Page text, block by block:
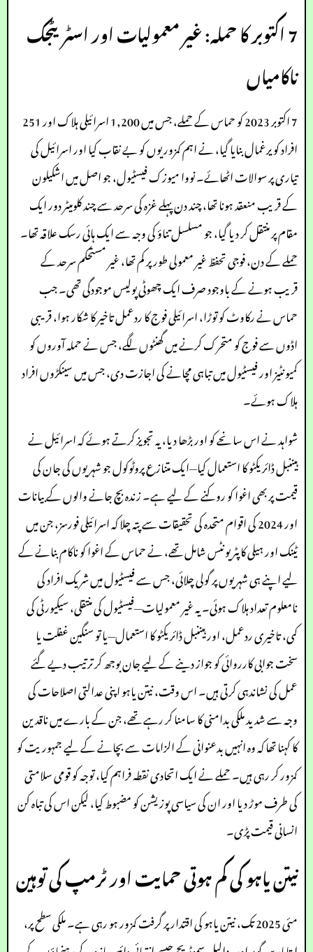
7 اکتوبر کا حملہ: غیر معمولیات اور اسٹریٹجک
ناکامیاں
7 اکتوبر 2023 کو حماس کے حملے، جس میں 1,200 اسرائیلی ہلاک اور 251
افراد کو یرغمال بنایا گیا، نے اہم کمزوریوں کو بے نقاب کیا اور اسرائیل کی
تیاری پر سوالات اٹھائے۔ نووا میوزک فیسٹیول، جو اصل میں اشکیلون
کے قریب منعقد ہونا تھا، چند دن پہلے غزہ کی سرحد سے چند کلومیٹر دور ایک
مقام پر منتقل کر دیا گیا، جو مسلسل تناؤ کی وجہ سے ایک ہائی رسک علاقہ تھا۔
حملے کے دن، فوجی تحفظ غیر معمولی طور پر کم تھا، غیر مستحکم سرحد کے
قریب ہونے کے باوجود صرف ایک چھوٹی پولیس موجودگی تھی۔ جب
حماس نے رکاوٹ کو توڑا، اسرائیلی فوج کا ردعمل تاخیر کا شکار ہوا، قریبی
اڈوں سے فوج کو متحرک کرنے میں گھنٹوں لگے، جس نے حملہ آوروں کو
کمیونٹیز اور فیسٹیول میں تباہی مچانے کی اجازت دی، جس میں سینکڑوں افراد
ہلاک ہوئے۔
شواہد نے اس سانحے کو اور بڑھا دیا، یہ تجویز کرتے ہوئے کہ اسرائیل نے
ہیننبل ڈائریکٹو کا استعمال کیا—ایک متنازع پروٹوکول جو شہریوں کی جان کی
قیمت پر بھی اغوا کو روکنے کے لیے ہے۔ زندہ بچ جانے والوں کے بیانات
اور 2024 کی اقوام متحدہ کی تحقیقات سے پتہ چلا کہ اسرائیلی فورسز، جن میں
ٹینک اور ہیلی کاپٹر یونٹس شامل تھے، نے حماس کے اغوا کو ناکام بنانے کے
لیے اپنے ہی شہریوں پر گولی چلائی، جس سے فیسٹیول میں شریک افراد کی
نامعلوم تعداد ہلاک ہوئی۔ یہ غیر معمولیات—فیسٹیول کی منتقلی، سیکیورٹی کی
کمی، تاخیری ردعمل، اور ہیننبل ڈائریکٹو کا استعمال—یا تو سنگین غفلت یا
سخت جوابی کارروائی کو جواز دینے کے لیے جان بوجھ کر ترتیب دیے گئے
عمل کی نشاندہی کرتی ہیں۔ اس وقت، نیتن یاہو اپنی عدالتی اصلاحات کی
وجہ سے شدید ملکی بدامنی کا سامنا کر رہے تھے، جن کے بارے میں ناقدین
کا کہنا تھا کہ وہ انہیں بدعنوانی کے الزامات سے بچانے کے لیے جمہوریت کو
کمزور کر رہی ہیں۔ حملے نے ایک اتحادی نقطہ فراہم کیا، توجہ کو قومی سلامتی
کی طرف موڑ دیا اور ان کی سیاسی پوزیشن کو مضبوط کیا، لیکن اس کی تباہ کن
انسانی قیمت پڑی۔
نیتن یاہو کی کم ہوتی حمایت اور ٹرمپ کی توہین
مئی 2025 تک، نیتن یاہو کی اقتدار پر گرفت کمزور ہو رہی ہے۔ ملکی سطح پر،